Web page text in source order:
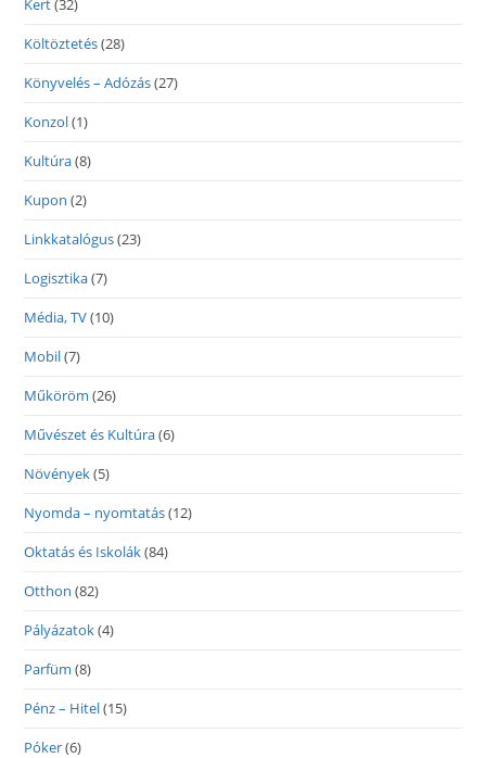
Kert(32)
Költöztetés(28)
Könyvelés – Adózás(27)
Konzol(1)
Kultúra(8)
Kupon (2)
Linkkatalógus(23)
Logisztika(7)
Média, TV(10)
Mobil(7)
Műköröm (26)
Művészet és Kultúra(6)
Növények(5)
Nyomda – nyomtatás(12)
Oktatás és Iskolák(84)
Otthon (82)
Pályázatok(4)
Parfüm (8)
Pénz – Hitel(15)
Póker(6)